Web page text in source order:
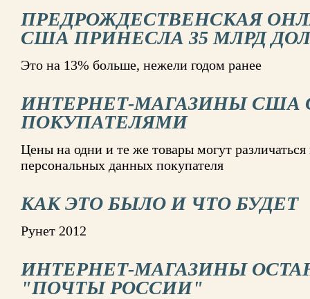
ПРЕДРОЖДЕСТВЕНСКАЯ
США ПРИНЕСЛА 35 МЛРД
Это на 13% больше, нежели годом ранее
ИНТЕРНЕТ-МАГАЗИНЫ США
ПОКУПАТЕЛЯМИ
Цены на одни и те же товары могут различаться
персональных данных покупателя
КАК ЭТО БЫЛО И ЧТО БУДЕТ
Рунет 2012
ИНТЕРНЕТ-МАГАЗИНЫ
"ПОЧТЫ РОССИИ"